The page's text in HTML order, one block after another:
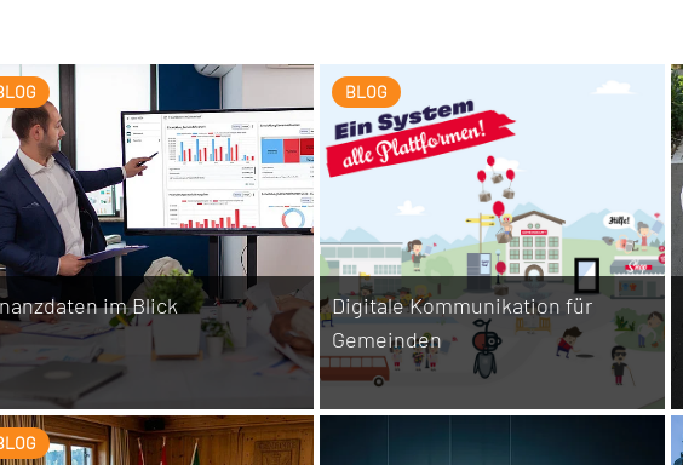
im Blick
BLOG
Digitale Kommunikation für
Gemeinden